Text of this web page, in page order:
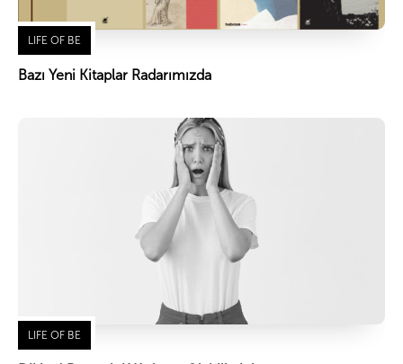
LIFE OF BE
Bazı Yeni Kitaplar Radarımızda
LIFE OF BE